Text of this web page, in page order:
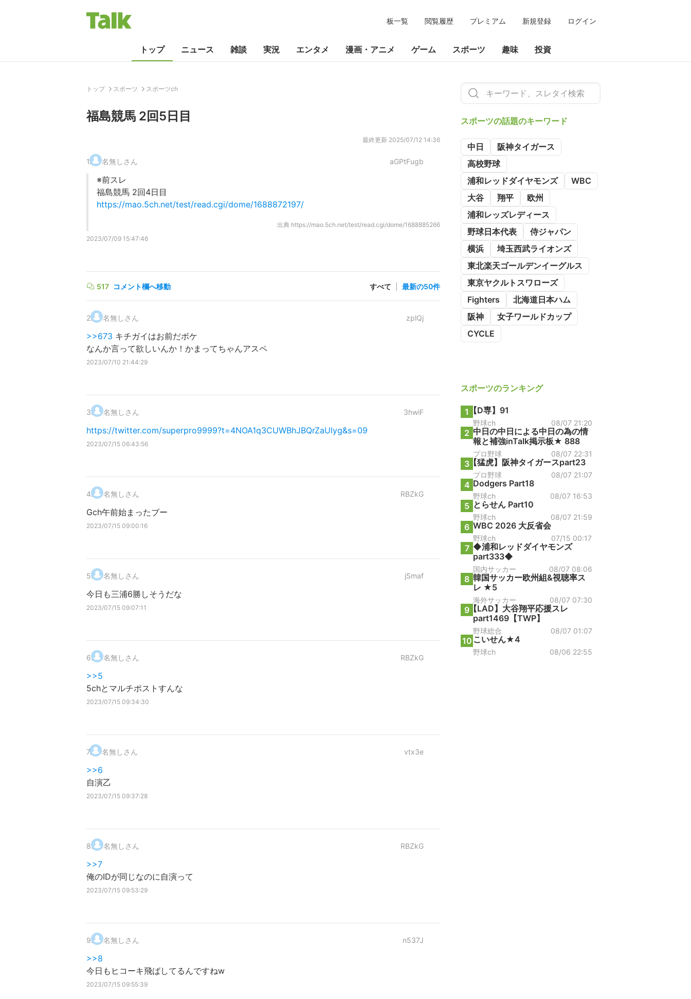
板一覧 閲覧履歴 プレミアム 新規登録 ログイン
トップ ニュース 雑談 実況 エンタメ 漫画・アニメ ゲーム スポーツ 趣味 投資
トップ スポーツ スポーツch
福島競馬 2回5日目
最終更新 2025/07/12 14:36
1. 名無しさん aGPtFugb
※前スレ
福島競馬 2回4日目
https://mao.5ch.net/test/read.cgi/dome/1688872197/
出典 https://mao.5ch.net/test/read.cgi/dome/1688885266
2023/07/09 15:47:46
517 コメント欄へ移動 すべて 最新の50件
2. 名無しさん zplQj
>>673 キチガイはお前だボケ
なんか言って欲しいんか！かまってちゃんアスペ
2023/07/10 21:44:29
3. 名無しさん 3hwiF
https://twitter.com/superpro9999?t=4NOA1q3CUWBhJBQrZaUlyg&s=09
2023/07/15 06:43:56
4. 名無しさん RBZkG
Gch午前始まったブー
2023/07/15 09:00:16
5. 名無しさん jSmaf
今日も三浦6勝しそうだな
2023/07/15 09:07:11
6. 名無しさん RBZkG
>>5
5chとマルチポストすんな
2023/07/15 09:34:30
7. 名無しさん vtx3e
>>6
自演乙
2023/07/15 09:37:28
8. 名無しさん RBZkG
>>7
俺のIDが同じなのに自演って
2023/07/15 09:53:29
9. 名無しさん n537J
>>8
今日もヒコーキ飛ばしてるんですねw
2023/07/15 09:55:39
スポーツの話題のキーワード
中日
阪神タイガース
高校野球
浦和レッドダイヤモンズ
WBC
大谷
翔平
欧州
浦和レッズレディース
野球日本代表
侍ジャパン
横浜
埼玉西武ライオンズ
東北楽天ゴールデンイーグルス
東京ヤクルトスワローズ
Fighters
北海道日本ハム
阪神
女子ワールドカップ
CYCLE
スポーツのランキング
1 【D専】91
野球ch 08/07 21:20
2 中日の中日による中日の為の情
報と補強inTalk掲示板★ 888
プロ野球 08/07 22:31
3【猛虎】阪神タイガースpart23
プロ野球 08/07 21:07
4 Dodgers Part18
野球ch 08/07 16:53
5 とらせん Part10
野球ch 08/07 21:59
6 WBC 2026 大反省会
野球ch 07/15 00:17
7 ◆浦和レッドダイヤモンズ
part333◆
国内サッカー 08/07 08:06
8 韓国サッカー欧州組&視聴率ス
レ ★5
海外サッカー 08/07 07:30
9【LAD】大谷翔平応援スレ
part1469【TWP】
野球総合 08/07 01:07
10 こいせん★4
野球ch 08/06 22:55